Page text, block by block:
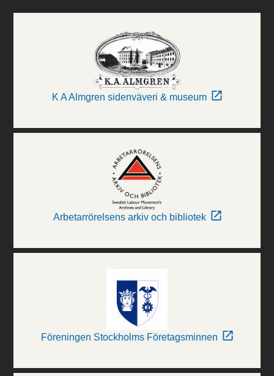
K A Almgren sidenväveri & museum
Arbetarrörelsens arkiv och bibliotek
Föreningen Stockholms Företagsminnen